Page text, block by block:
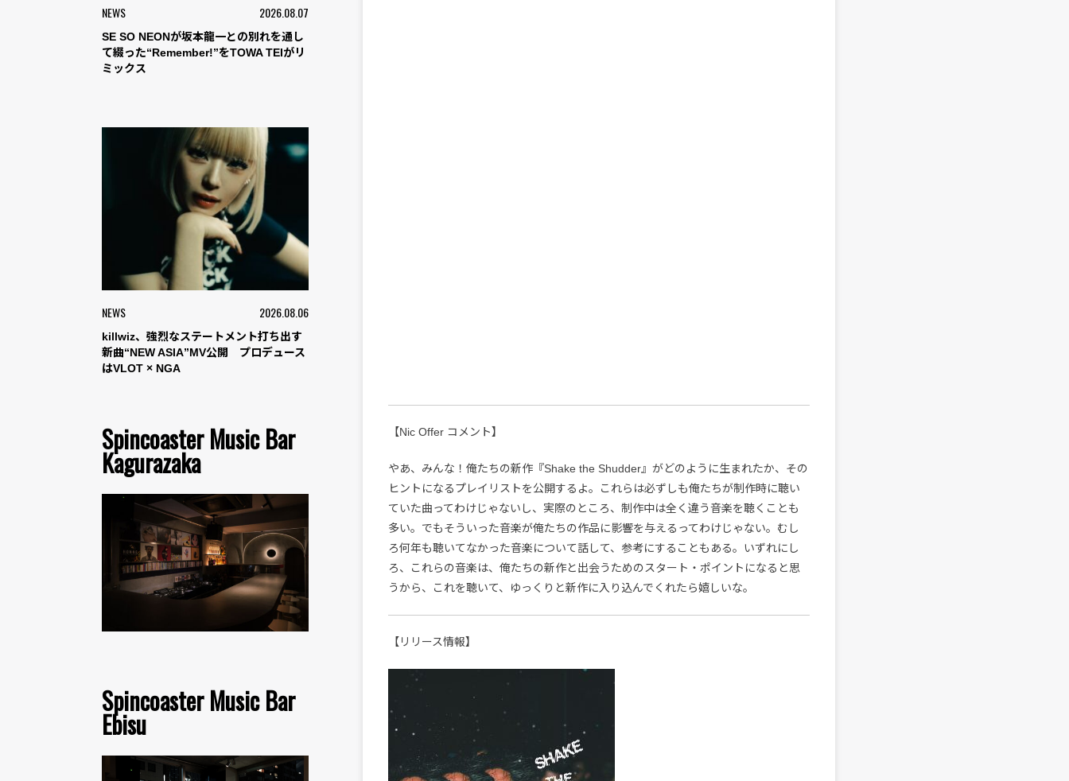
NEWS 2026.08.07
SE SO NEONが坂本龍一との別れを通し
て綴った“Remember!”をTOWA TEIがリ
ミックス
NEWS 2026.08.06
killwiz、強烈なステートメント打ち出す
新曲“NEW ASIA”MV公開 プロデュース
はVLOT × NGA
Spincoaster Music Bar
Kagurazaka
Spincoaster Music Bar
Ebisu
【Nic Offer コメント】
やあ、みんな！俺たちの新作『Shake the Shudder』がどのように生まれたか、その
ヒントになるプレイリストを公開するよ。これらは必ずしも俺たちが制作時に聴い
ていた曲ってわけじゃないし、実際のところ、制作中は全く違う音楽を聴くことも
多い。でもそういった音楽が俺たちの作品に影響を与えるってわけじゃない。むし
ろ何年も聴いてなかった音楽について話して、参考にすることもある。いずれにし
ろ、これらの音楽は、俺たちの新作と出会うためのスタート・ポイントになると思
うから、これを聴いて、ゆっくりと新作に入り込んでくれたら嬉しいな。
【リリース情報】